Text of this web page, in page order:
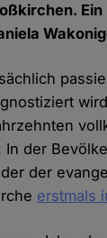
In der
der
erstmals